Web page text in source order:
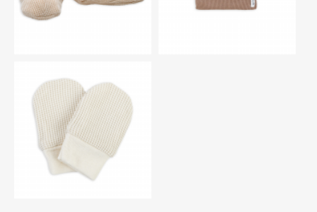
Gemakkelijk aan- en uittrekken door overslag